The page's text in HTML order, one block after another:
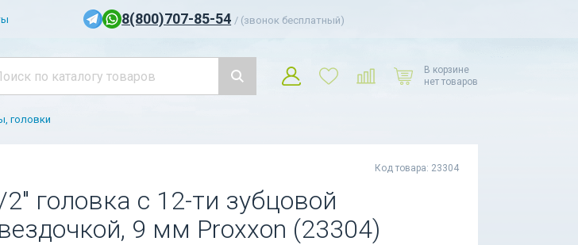
8(800)707-85-54 / (звонок бесплатный)
В корзине
нет товаров
головки
Код товара: 23304
2" головка с 12-ти зубцовой
9 мм Proxxon (23304)